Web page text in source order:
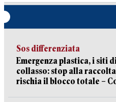
Sos differenziata
Emergenza plastica, i siti
collasso: stop alla
rischia il blocco totale –